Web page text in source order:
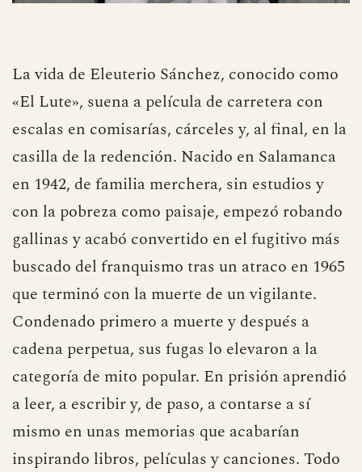
La vida de Eleuterio Sánchez, conocido como
«El Lute», suena a película de carretera con
escalas en comisarías, cárceles y, al final, en la
casilla de la redención. Nacido en Salamanca
en 1942, de familia merchera, sin estudios y
con la pobreza como paisaje, empezó robando
gallinas y acabó convertido en el fugitivo más
buscado del franquismo tras un atraco en 1965
que terminó con la muerte de un vigilante.
Condenado primero a muerte y después a
cadena perpetua, sus fugas lo elevaron a la
categoría de mito popular. En prisión aprendió
a leer, a escribir y, de paso, a contarse a sí
mismo en unas memorias que acabarían
inspirando libros, películas y canciones. Todo